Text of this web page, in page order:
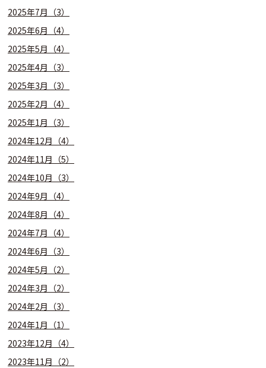
2025年7月（3）
2025年6月（4）
2025年5月（4）
2025年4月（3）
2025年3月（3）
2025年2月（4）
2025年1月（3）
2024年12月（4）
2024年11月（5）
2024年10月（3）
2024年9月（4）
2024年8月（4）
2024年7月（4）
2024年6月（3）
2024年5月（2）
2024年3月（2）
2024年2月（3）
2024年1月（1）
2023年12月（4）
2023年11月（2）